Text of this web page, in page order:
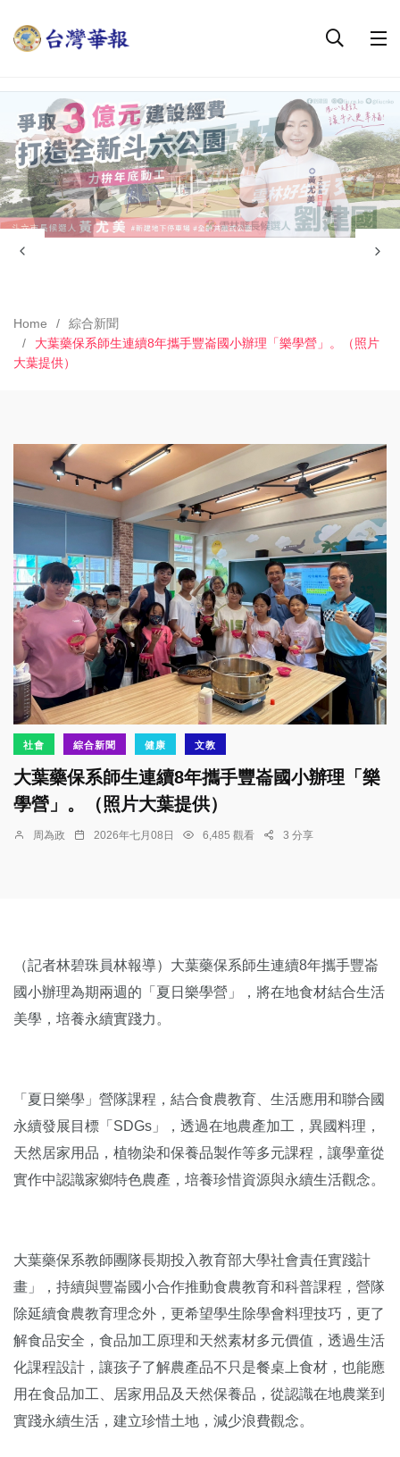
Home
綜合新聞
大葉藥保系師生連續8年攜手豐崙國小辦理「樂學營」。（照片
大葉提供）
社會 綜合新聞 健康 文教
大葉藥保系師生連續8年攜手豐崙國小辦理「樂
學營」。（照片大葉提供）
周為政 2026年七月08日 6,485 觀看 3 分享
（記者林碧珠員林報導）大葉藥保系師生連續8年攜手豐崙
國小辦理為期兩週的「夏日樂學營」，將在地食材結合生活
美學，培養永續實踐力。
「夏日樂學」營隊課程，結合食農教育、生活應用和聯合國
永續發展目標「SDGs」，透過在地農產加工，異國料理，
天然居家用品，植物染和保養品製作等多元課程，讓學童從
實作中認識家鄉特色農產，培養珍惜資源與永續生活觀念。
大葉藥保系教師團隊長期投入教育部大學社會責任實踐計
畫」，持續與豐崙國小合作推動食農教育和科普課程，營隊
除延續食農教育理念外，更希望學生除學會料理技巧，更了
解食品安全，食品加工原理和天然素材多元價值，透過生活
化課程設計，讓孩子了解農產品不只是餐桌上食材，也能應
用在食品加工、居家用品及天然保養品，從認識在地農業到
實踐永續生活，建立珍惜土地，減少浪費觀念。